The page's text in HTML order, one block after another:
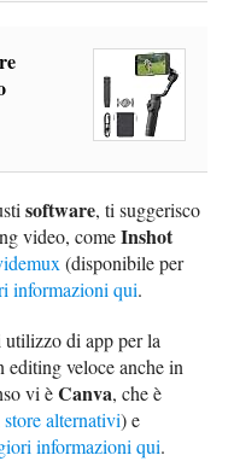
software, ti suggerisco
video, comeInshot
(disponibile per
informazioni qui.
di app per la
editing veloce anche in
vi èCanva, che è
store alternativi) e
informazioni qui.